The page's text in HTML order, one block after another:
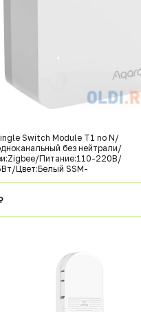
Switch Module T1 no N/
без нейтрали/
Питание:110-220В/
Цвет:Белый SSM-